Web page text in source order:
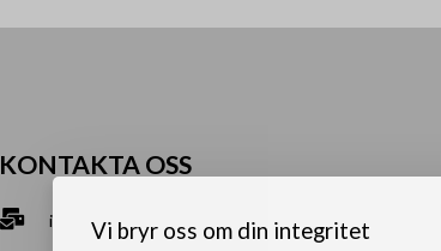
Vi bryr oss om din integritet
KONTAKTA OSS
info@bna.nu